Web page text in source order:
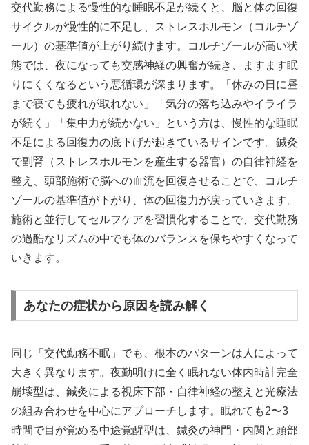
交代勤務による慢性的な睡眠不足が続くと、脳と体の回復
サイクルが慢性的に不足し、ストレスホルモン（コルチゾ
ール）の基準値が上がり続けます。コルチゾールが高い状
態では、夜になっても交感神経の興奮が続き、ますます眠
りにくくなるという悪循環が深まります。「休みの日に昼
まで寝ても疲れが取れない」「気分の落ち込みやイライラ
が続く」「集中力が続かない」という方は、慢性的な睡眠
不足による回復力の底下げが起きているサインです。鍼灸
で副腎（ストレスホルモンを産生する器官）の自律神経を
整え、頭部施術で脳への血流を回復させることで、コルチ
ゾールの基準値が下がり、体の回復力が戻っていきます。
施術と並行してセルフケアを習慣化することで、交代勤務
の過酷なリズムの中でも体のバランスを保ちやすくなって
いきます。
あなたの症状から原因を読み解く
同じ「交代勤務不眠」でも、根本のパターンは人によって
大きく異なります。夜勤明けに全く眠れない体内時計完全
崩壊型は、鍼灸による視床下部・自律神経の整えと光療法
の組み合わせを中心にアプローチします。眠れても2〜3
時間で目が覚める中途覚醒型は、鍼灸の神門・内関と頭部